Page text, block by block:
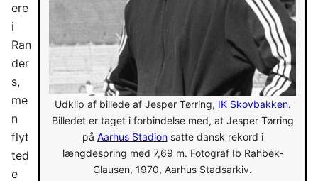
Udklip af billede af Jesper Tørring, IK Skovbakken.
Billedet er taget i forbindelse med, at Jesper Tørring
på Aarhus Stadionsatte dansk rekord i
længdespring med 7,69 m. Fotograf Ib Rahbek-
Clausen, 1970, Aarhus Stadsarkiv.
ere
i
Ran
der
s,
me
n
flyt
ted
e